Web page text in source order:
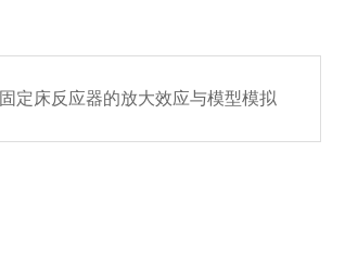
固定床反应器的放大效应与模型模拟